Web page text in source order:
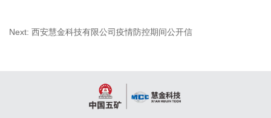
Next: 西安慧金科技有限公司疫情防控期间公开信